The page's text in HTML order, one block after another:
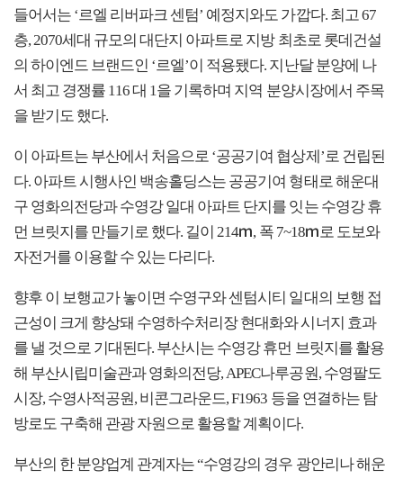
들어서는 ‘르엘 리버파크 센텀’ 예정지와도 가깝다. 최고 67
층, 2070세대 규모의 대단지 아파트로 지방 최초로 롯데건설
의 하이엔드 브랜드인 ‘르엘’이 적용됐다. 지난달 분양에 나
서 최고 경쟁률 116 대 1을 기록하며 지역 분양시장에서 주목
을 받기도 했다.
이 아파트는 부산에서 처음으로 ‘공공기여 협상제’로 건립된
다. 아파트 시행사인 백송홀딩스는 공공기여 형태로 해운대
구 영화의전당과 수영강 일대 아파트 단지를 잇는 수영강 휴
먼 브릿지를 만들기로 했다. 길이 214ｍ, 폭 7~18ｍ로 도보와
자전거를 이용할 수 있는 다리다.
향후 이 보행교가 놓이면 수영구와 센텀시티 일대의 보행 접
근성이 크게 향상돼 수영하수처리장 현대화와 시너지 효과
를 낼 것으로 기대된다. 부산시는 수영강 휴먼 브릿지를 활용
해 부산시립미술관과 영화의전당, APEC나루공원, 수영팔도
시장, 수영사적공원, 비콘그라운드, F1963 등을 연결하는 탐
방로도 구축해 관광 자원으로 활용할 계획이다.
부산의 한 분양업계 관계자는 “수영강의 경우 광안리나 해운